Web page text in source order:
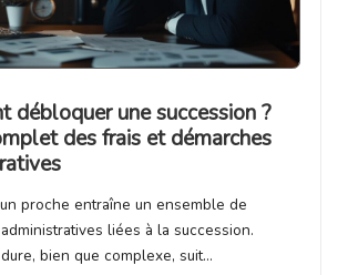
débloquer une succession ?
des frais et démarches
proche entraîne un ensemble de
liées à la succession.
bien que complexe, suit…